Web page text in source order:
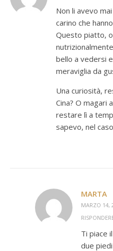
Non li avevo
carino che
Questo piatto,
bello a vedersi
meraviglia da
Una curiosità,
Cina? O magari
restare lì a
sapevo, nel
MARTA
MARZO 14,
Ti piace
due